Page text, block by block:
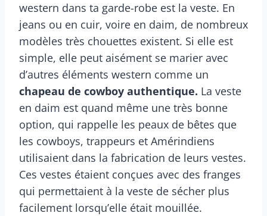
western dans ta garde-robe est la veste. En
jeans ou en cuir, voire en daim, de nombreux
modèles très chouettes existent. Si elle est
simple, elle peut aisément se marier avec
d’autres éléments western comme un
chapeau de cowboy authentique. La veste
en daim est quand même une très bonne
option, qui rappelle les peaux de bêtes que
les cowboys, trappeurs et Amérindiens
utilisaient dans la fabrication de leurs vestes.
Ces vestes étaient conçues avec des franges
qui permettaient à la veste de sécher plus
facilement lorsqu’elle était mouillée.